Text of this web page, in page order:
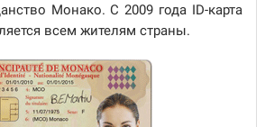
Монако. С 2009 года ID-карта
всем жителям страны.